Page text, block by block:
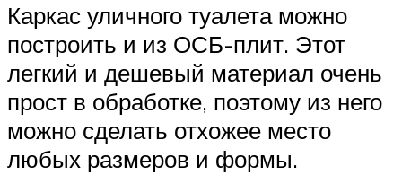
Каркас уличного туалета можно
построить и из ОСБ-плит. Этот
легкий и дешевый материал очень
прост в обработке, поэтому из него
можно сделать отхожее место
любых размеров и формы.